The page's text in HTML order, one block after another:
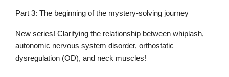
Part 3: The beginning of the mystery-solving journey
New series! Clarifying the relationship between whiplash,
autonomic nervous system disorder, orthostatic
dysregulation (OD), and neck muscles!